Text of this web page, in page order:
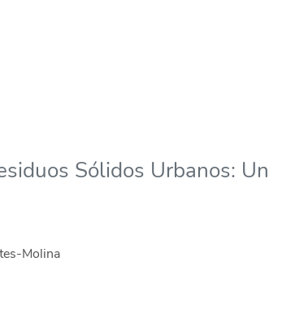
Sólidos Urbanos: Un
Molina